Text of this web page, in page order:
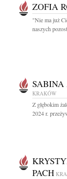
ZOFIA
"Nie ma już
naszych
KRAKÓW
Z głębokim
2024 r.
PACH